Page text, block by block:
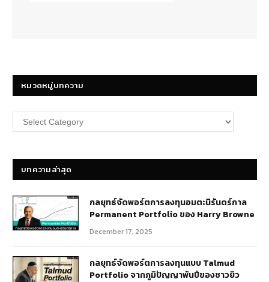
หมวดหมู่บทความ
หมวด
หมู่
บทความล่าสุด
กลยุทธ์​จัดพอร์ตการลงทุนอมตะนิรันดร์กาล
Permanent Portfolio ของ Harry Browne
December 17, 2025
กลยุทธ์จัดพอร์ตการลงทุนแบบ Talmud
Portfolio จากภูมิปัญญาพันปีของชาวยิว